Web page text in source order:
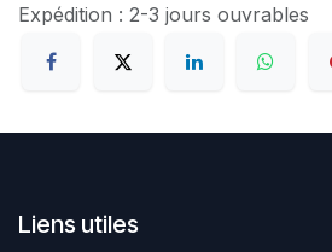
Expédition : 2-3 jours ouvrables
Liens utiles